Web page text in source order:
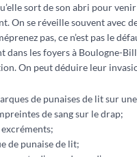
sort de son abri pour
On se réveille souvent avec
pas, ce n’est pas le
dans les foyers à Boulogne-
On peut déduire leur
de punaises de lit sur
de sang sur le drap;
excréments;
de punaise de lit;